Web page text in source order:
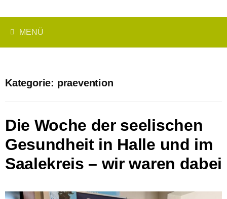
MENÜ
Kategorie: praevention
Die Woche der seelischen
Gesundheit in Halle und im
Saalekreis – wir waren dabei